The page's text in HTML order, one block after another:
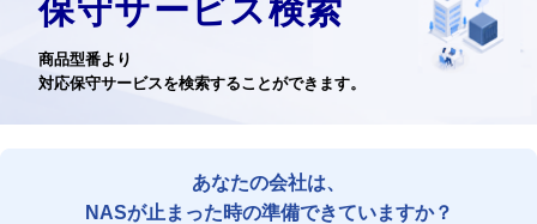
保守サービス検索
商品型番より
対応保守サービスを検索することができます。
あなたの会社は、
NASが止まった時の準備できていますか？